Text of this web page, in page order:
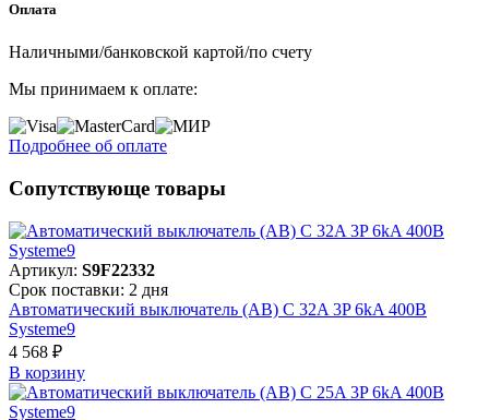
Оплата
Наличными/банковской картой/по счету
Мы принимаем к оплате:
Подробнее об оплате
Сопутствующе товары
Артикул: S9F22332
Срок поставки: 2 дня
Автоматический выключатель (АВ) C 32A 3P 6kA 400В
Systeme9
4 568 ₽
В корзинy